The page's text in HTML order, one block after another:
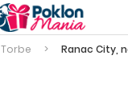
Torbe Ranac City,